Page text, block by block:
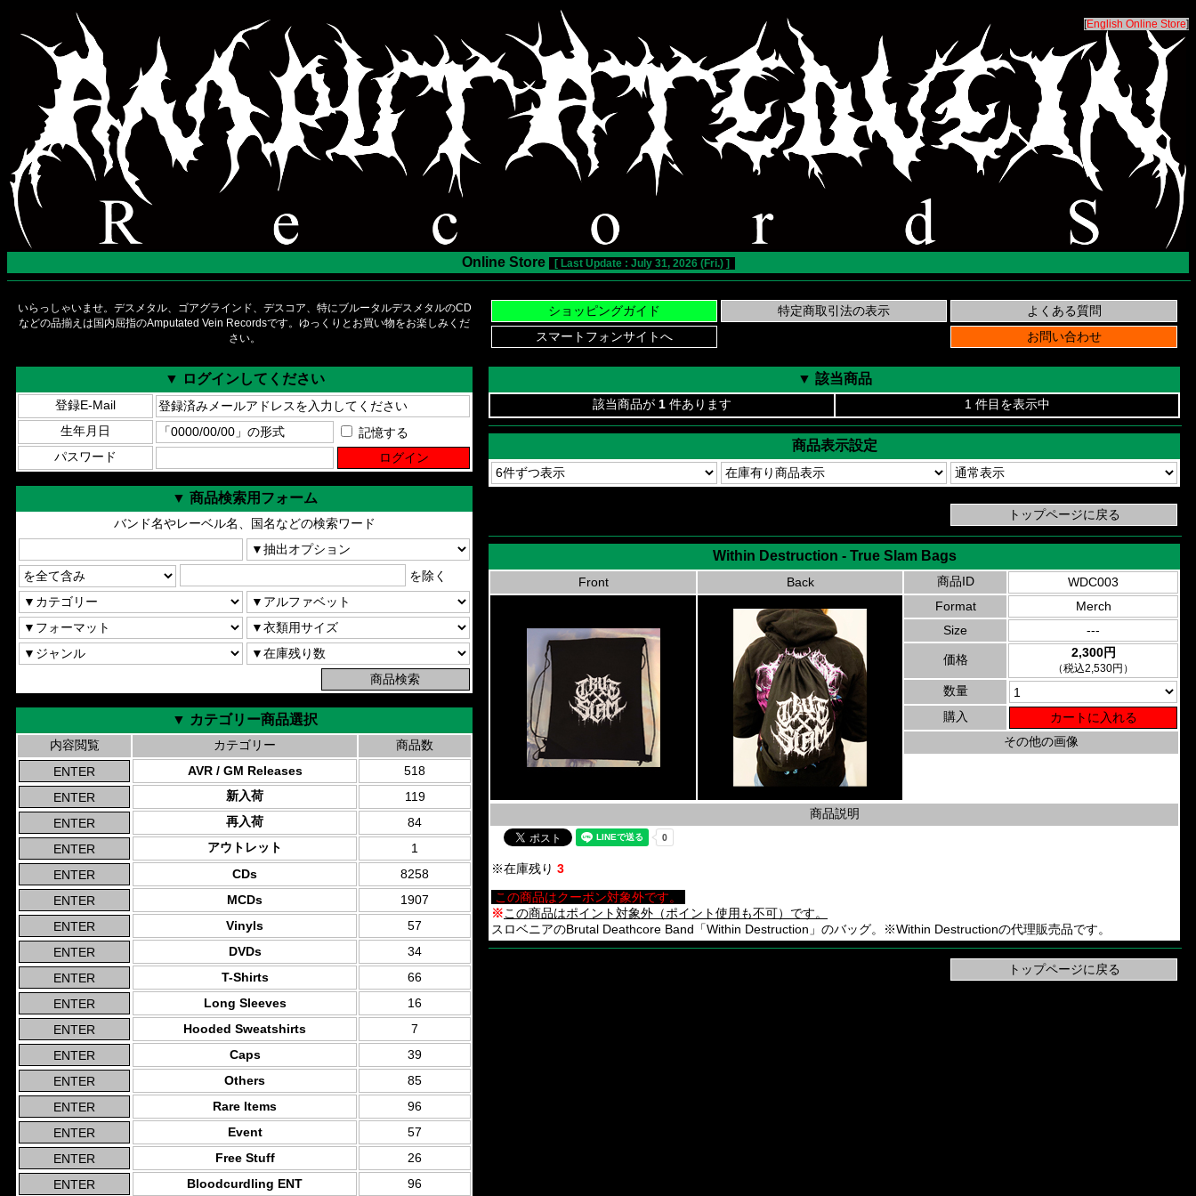
[English Online Store]
Online Store [ Last Update : July 31, 2026 (Fri.) ]
いらっしゃいませ。デスメタル、ゴアグラインド、デスコア、特にブルータルデスメタルのCD
などの品揃えは国内屈指のAmputated Vein Recordsです。ゆっくりとお買い物をお楽しみくだ
さい。
▼ ログインしてください
登録E-Mail
生年月日
記憶する
パスワード
▼ 商品検索用フォーム
バンド名やレーベル名、国名などの検索ワード
を除く
▼ カテゴリー商品選択
内容閲覧 カテゴリー
商品数
AVR / GM Releases
518
新入荷
119
再入荷
84
アウトレット
1
CDs
8258
MCDs
1907
Vinyls
57
DVDs
34
T-Shirts
66
Long Sleeves
16
Hooded Sweatshirts
7
Caps
39
Others
85
Rare Items
96
Event
57
Free Stuff
26
Bloodcurdling ENT
96
▼ 該当商品
該当商品が 1 件あります 1 件目を表示中
商品表示設定
Within Destruction - True Slam Bags
Front Back 商品ID
WDC003
Format
Merch
Size
---
価格 2,300円
（税込2,530円）
数量
購入
その他の画像
商品説明
※在庫残り 3
この商品はクーポン対象外です。
※この商品はポイント対象外（ポイント使用も不可）です。
スロベニアのBrutal Deathcore Band「Within Destruction」のバッグ。※Within Destructionの代理販売品です。